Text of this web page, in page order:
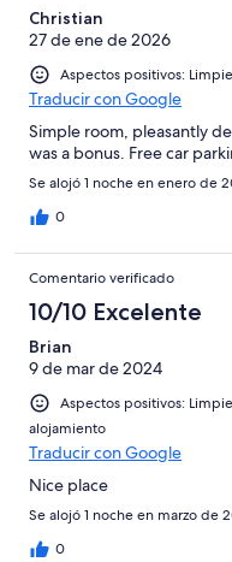
Christian
27 de ene de 2026
Aspectos positivos:
Traducir con Google
Simple room, pleasantly
was a bonus. Free car
Se alojó 1 noche en enero de
0
Comentario verificado
10/10 Excelente
Brian
9 de mar de 2024
Aspectos positivos:
alojamiento
Traducir con Google
Nice place
Se alojó 1 noche en marzo de
0